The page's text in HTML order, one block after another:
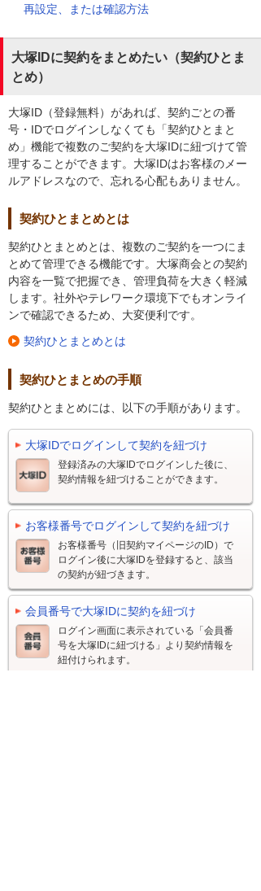
再設定、または確認方法
大塚IDに契約をまとめたい（契約ひとま
とめ）
大塚ID（登録無料）があれば、契約ごとの番
号・IDでログインしなくても「契約ひとまと
め」機能で複数のご契約を大塚IDに紐づけて管
理することができます。大塚IDはお客様のメー
ルアドレスなので、忘れる心配もありません。
契約ひとまとめとは
契約ひとまとめとは、複数のご契約を一つにま
とめて管理できる機能です。大塚商会との契約
内容を一覧で把握でき、管理負荷を大きく軽減
します。社外やテレワーク環境下でもオンライ
ンで確認できるため、大変便利です。
契約ひとまとめとは
契約ひとまとめの手順
契約ひとまとめには、以下の手順があります。
大塚IDでログインして契約を紐づけ
登録済みの大塚IDでログインした後に、
契約情報を紐づけることができます。
お客様番号でログインして契約を紐づけ
お客様番号（旧契約マイページのID）で
ログイン後に大塚IDを登録すると、該当
の契約が紐づきます。
会員番号で大塚IDに契約を紐づけ
ログイン画面に表示されている「会員番
号を大塚IDに紐づける」より契約情報を
紐付けられます。